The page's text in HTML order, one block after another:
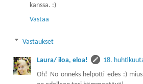
kanssa. :)
Vastaa
Vastaukset
Laura/ iloa, eloa!
18.
Oh! No onneks helpotti edes :)